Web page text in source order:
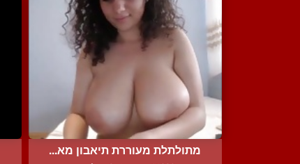
מתולתלת מעוררת תיאבון מא...